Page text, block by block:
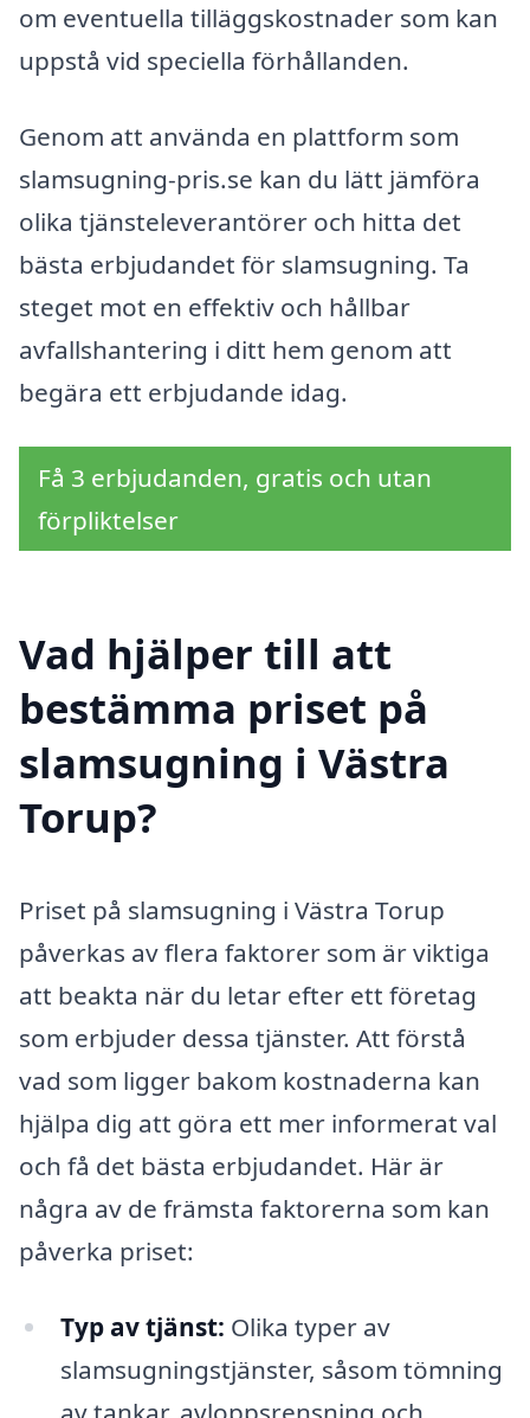
om eventuella tilläggskostnader som kan
uppstå vid speciella förhållanden.
Genom att använda en plattform som
slamsugning-pris.se kan du lätt jämföra
olika tjänsteleverantörer och hitta det
bästa erbjudandet för slamsugning. Ta
steget mot en effektiv och hållbar
avfallshantering i ditt hem genom att
begära ett erbjudande idag.
Få 3 erbjudanden, gratis och utan
förpliktelser
Vad hjälper till att
bestämma priset på
slamsugning i Västra
Torup?
Priset på slamsugning i Västra Torup
påverkas av flera faktorer som är viktiga
att beakta när du letar efter ett företag
som erbjuder dessa tjänster. Att förstå
vad som ligger bakom kostnaderna kan
hjälpa dig att göra ett mer informerat val
och få det bästa erbjudandet. Här är
några av de främsta faktorerna som kan
påverka priset:
Typ av tjänst: Olika typer av
slamsugningstjänster, såsom tömning